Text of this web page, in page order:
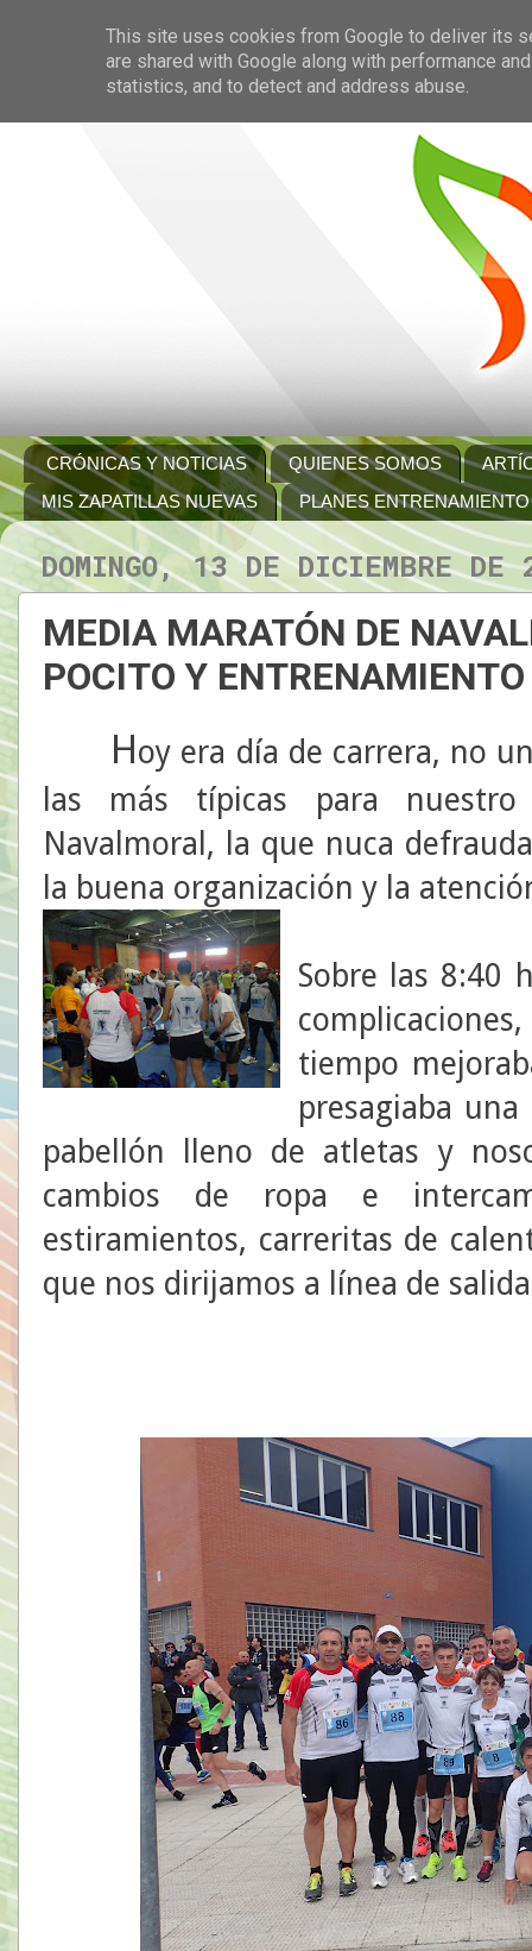
CRÓNICAS Y NOTICIAS QUIENES SOMOS
MIS ZAPATILLAS NUEVAS
PLANES ENTRENAMIENTO
DOMINGO, 13 DE DICIEMBRE DE
MEDIA MARATÓN DE
POCITO Y ENTRENAMIENTO
Hoy era día de carrera, no
las más típicas para
Navalmoral, la que nuca
la buena organización y la
Sobre las 8:40
tiempo
presagiaba
pabellón lleno de atletas y
cambios de ropa e
estiramientos, carreritas de
que nos dirijamos a línea de
This site uses cookies from Google to deliver its
are shared with Google along with performance
statistics, and to detect and address abuse.